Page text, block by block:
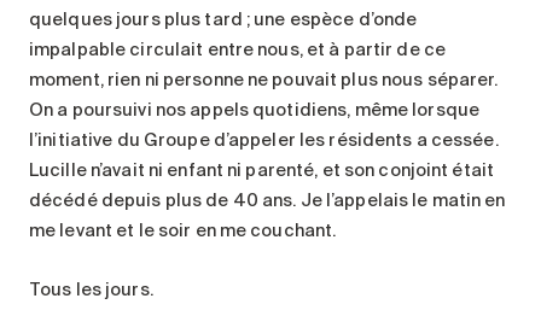
quelques jours plus tard ; une espèce d’onde
impalpable circulait entre nous, et à partir de ce
moment, rien ni personne ne pouvait plus nous séparer.
On a poursuivi nos appels quotidiens, même lorsque
l’initiative du Groupe d’appeler les résidents a cessée.
Lucille n’avait ni enfant ni parenté, et son conjoint était
décédé depuis plus de 40 ans. Je l’appelais le matin en
me levant et le soir en me couchant.
Tous les jours.